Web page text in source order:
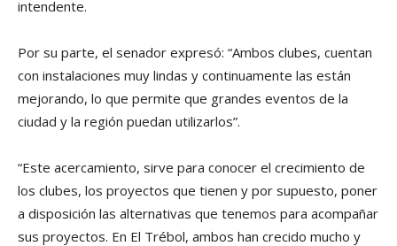
intendente.
Por su parte, el senador expresó: “Ambos clubes, cuentan
con instalaciones muy lindas y continuamente las están
mejorando, lo que permite que grandes eventos de la
ciudad y la región puedan utilizarlos”.
“Este acercamiento, sirve para conocer el crecimiento de
los clubes, los proyectos que tienen y por supuesto, poner
a disposición las alternativas que tenemos para acompañar
sus proyectos. En El Trébol, ambos han crecido mucho y